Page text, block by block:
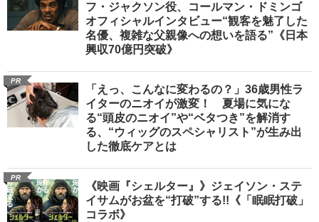
フ・ジャクソン役、コールマン・ドミンゴ
オフィシャルインタビュー“観客を魅了した
名優、複雑な父親像への想いを語る”《日本
興収70億円突破》
PR
「えっ、こんなに変わるの？」36歳男性ラ
イターのニオイが激変！ 夏場に気にな
る“頭皮のニオイ”や“ベタつき”を解消す
る、“ウィッグのスペシャリスト”が生み出
した徹底ケアとは
PR
《映画『シェルター』》ジェイソン・ステ
イサムがお盆を“打破”する!!《「眠眠打破」
コラボ》